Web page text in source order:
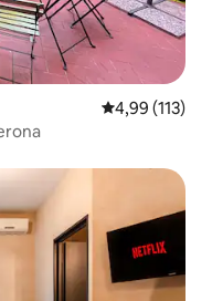
4,99 de uma
4,99 (113)